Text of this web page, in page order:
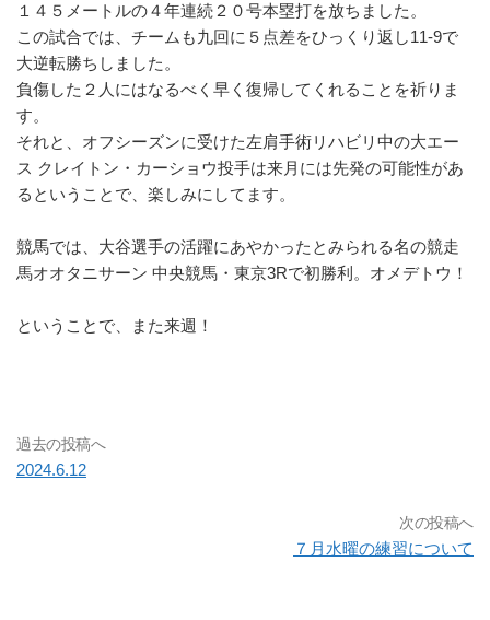
１４５メートルの４年連続２０号本塁打を放ちました。
この試合では、チームも九回に５点差をひっくり返し11-9で
大逆転勝ちしました。
負傷した２人にはなるべく早く復帰してくれることを祈りま
す。
それと、オフシーズンに受けた左肩手術リハビリ中の大エー
ス クレイトン・カーショウ投手は来月には先発の可能性があ
るということで、楽しみにしてます。
競馬では、大谷選手の活躍にあやかったとみられる名の競走
馬オオタニサーン 中央競馬・東京3Rで初勝利。オメデトウ！
ということで、また来週！
過去の投稿へ
2024.6.12
次の投稿へ
７月水曜の練習について